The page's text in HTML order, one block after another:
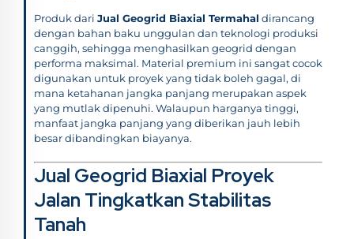
Produk dari Jual Geogrid Biaxial Termahal dirancang
dengan bahan baku unggulan dan teknologi produksi
canggih, sehingga menghasilkan geogrid dengan
performa maksimal. Material premium ini sangat cocok
digunakan untuk proyek yang tidak boleh gagal, di
mana ketahanan jangka panjang merupakan aspek
yang mutlak dipenuhi. Walaupun harganya tinggi,
manfaat jangka panjang yang diberikan jauh lebih
besar dibandingkan biayanya.
Jual Geogrid Biaxial Proyek
Jalan Tingkatkan Stabilitas
Tanah